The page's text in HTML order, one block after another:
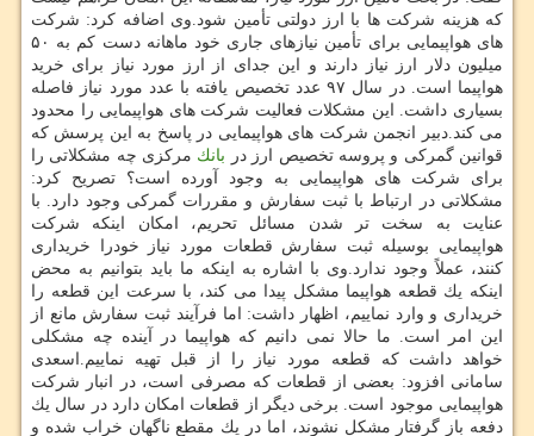
كه هزینه شركت ها با ارز دولتی تأمین شود.وی اضافه كرد: شركت
های هواپیمایی برای تأمین نیازهای جاری خود ماهانه دست كم به ۵۰
میلیون دلار ارز نیاز دارند و این جدای از ارز مورد نیاز برای خرید
هواپیما است. در سال ۹۷ عدد تخصیص یافته با عدد مورد نیاز فاصله
بسیاری داشت. این مشكلات فعالیت شركت های هواپیمایی را محدود
می كند.دبیر انجمن شركت های هواپیمایی در پاسخ به این پرسش كه
قوانین گمركی و پروسه تخصیص ارز در بانك مركزی چه مشكلاتی را
برای شركت های هواپیمایی به وجود آورده است؟ تصریح كرد:
مشكلاتی در ارتباط با ثبت سفارش و مقررات گمركی وجود دارد. با
عنایت به سخت تر شدن مسائل تحریم، امكان اینكه شركت
هواپیمایی بوسیله ثبت سفارش قطعات مورد نیاز خودرا خریداری
كنند، عملاً وجود ندارد.وی با اشاره به اینكه ما باید بتوانیم به محض
اینكه یك قطعه هواپیما مشكل پیدا می كند، با سرعت این قطعه را
خریداری و وارد نماییم، اظهار داشت: اما فرآیند ثبت سفارش مانع از
این امر است. ما حالا نمی دانیم كه هواپیما در آینده چه مشكلی
خواهد داشت كه قطعه مورد نیاز را از قبل تهیه نماییم.اسعدی
سامانی افزود: بعضی از قطعات كه مصرفی است، در انبار شركت
هواپیمایی موجود است. برخی دیگر از قطعات امكان دارد در سال یك
دفعه باز گرفتار مشكل نشوند، اما در یك مقطع ناگهان خراب شده و